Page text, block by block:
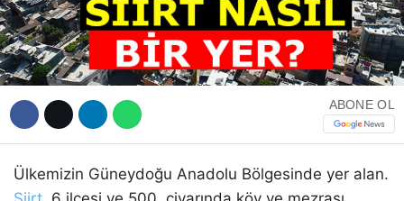
WhatsApp İhbar Hattı
NÖBETÇI ECZANELER
ABONE OL
Ülkemizin Güneydoğu Anadolu Bölgesinde yer alan.